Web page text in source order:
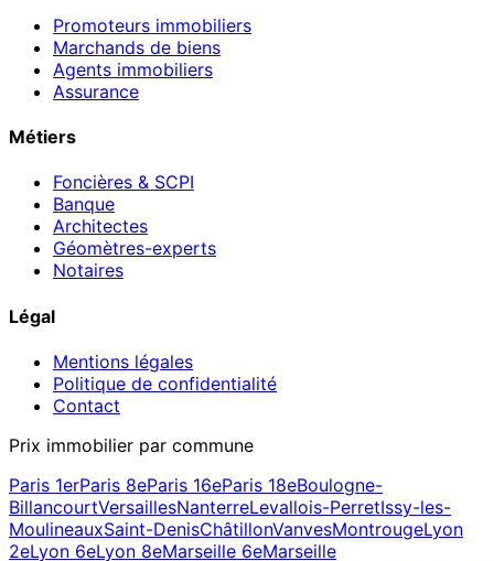
Promoteurs immobiliers
Marchands de biens
Agents immobiliers
Assurance
Métiers
Foncières & SCPI
Banque
Architectes
Géomètres-experts
Notaires
Légal
Mentions légales
Politique de confidentialité
Contact
Prix immobilier par commune
Paris 1erParis 8eParis 16eParis 18eBoulogne-
BillancourtVersaillesNanterreLevallois-PerretIssy-les-
MoulineauxSaint-DenisChâtillonVanvesMontrougeLyon
2eLyon 6eLyon 8eMarseille 6eMarseille